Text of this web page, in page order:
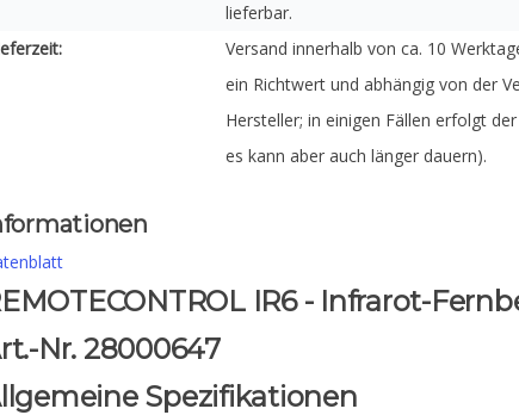
lieferbar.
Versand innerhalb von ca. 10
ein Richtwert und abhängig von der
Hersteller; in einigen Fällen erfolgt
es kann aber auch länger dauern).
IR6 - Infrarot-
Nr. 28000647
Spezifikationen